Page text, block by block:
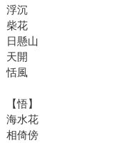
浮沉
柴花
日懸山
天開
恬風
【悟】
海水花
相倚傍